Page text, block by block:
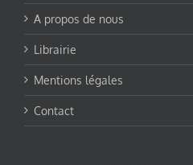
A propos de nous
Librairie
Mentions légales
Contact